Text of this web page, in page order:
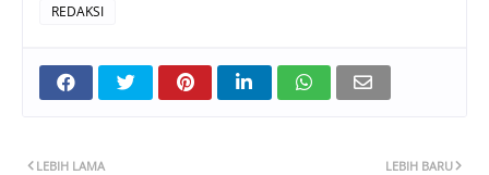
REDAKSI
LEBIH BARU
LEBIH LAMA